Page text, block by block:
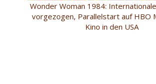
Wonder Woman 1984:
vorgezogen, Parallelstart auf HBO
Kino in den USA